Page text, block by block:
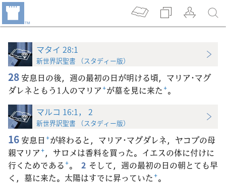
マタイ 28:1
新世界訳聖書 （スタディー版）
28 安息日の後，週の最初の日が明ける頃，マリア･マグ
ダレネともう1人のマリア+が墓を見に来た+。
マルコ 16:1， 2
新世界訳聖書 （スタディー版）
16 安息日+が終わると，マリア･マグダレネ，ヤコブの母
親マリア+，サロメは香料を買った。イエスの体に付けに
行くためである+。 2 そして，週の最初の日の朝とても早
く，墓に来た。太陽はすでに昇っていた+。